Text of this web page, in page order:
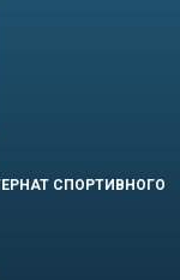
СПОРТИВНОГО